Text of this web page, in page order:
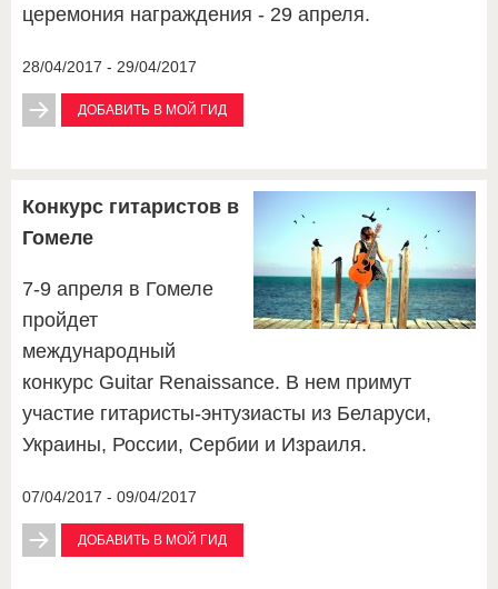
церемония награждения - 29 апреля.
28/04/2017 - 29/04/2017
ДОБАВИТЬ В МОЙ ГИД
Конкурс гитаристов в
Гомеле
7-9 апреля в Гомеле
пройдет
международный
конкурс Guitar Renaissance. В нем примут
участие гитаристы-энтузиасты из Беларуси,
Украины, России, Сербии и Израиля.
07/04/2017 - 09/04/2017
ДОБАВИТЬ В МОЙ ГИД